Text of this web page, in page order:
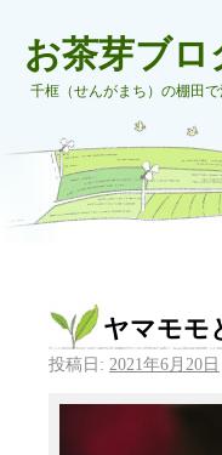
お茶芽ブロ
千框（せんがまち）の棚田
ヤマモモ
投稿日: 2021年6月20日